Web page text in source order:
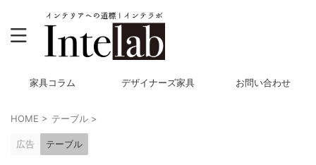
家具コラム デザイナーズ家具 お問い合わせ
HOME > テーブル >
広告 テーブル